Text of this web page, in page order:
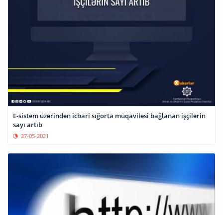
E-sistem üzərindən icbari sığorta müqaviləsi bağlanan işçilərin
sayı artıb
27-05-2021